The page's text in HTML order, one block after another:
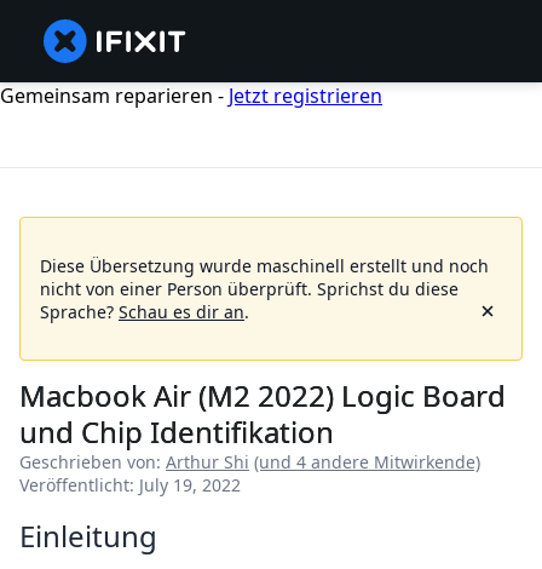
Gemeinsam reparieren - Jetzt registrieren
Diese Übersetzung wurde maschinell erstellt und noch
nicht von einer Person überprüft. Sprichst du diese
Sprache? Schau es dir an.
Macbook Air (M2 2022) Logic Board
und Chip Identifikation
Geschrieben von: Arthur Shi (und 4 andere Mitwirkende)
Veröffentlicht: July 19, 2022
Einleitung